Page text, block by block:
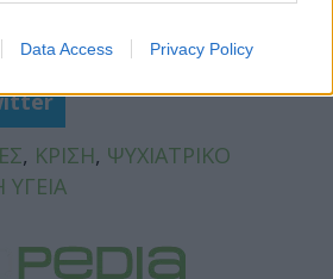
Data Access Privacy Policy
, ΚΡΙΣΗ, ΨΥΧΙΑΤΡΙΚΟ
ΥΓΕΙΑ